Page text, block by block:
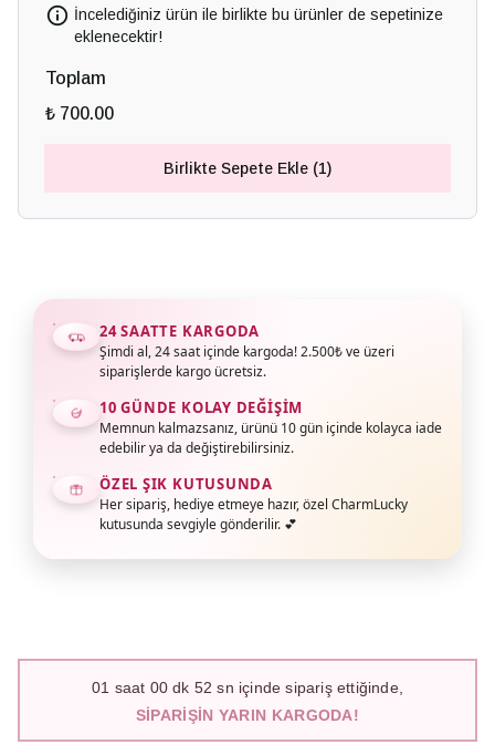
İncelediğiniz ürün ile birlikte bu ürünler de sepetinize
eklenecektir!
Toplam
₺ 700.00
Birlikte Sepete Ekle (1)
24 SAATTE KARGODA
Şimdi al, 24 saat içinde kargoda! 2.500₺ ve üzeri
siparişlerde kargo ücretsiz.
10 GÜNDE KOLAY DEĞIŞIM
Memnun kalmazsanız, ürünü 10 gün içinde kolayca iade
edebilir ya da değiştirebilirsiniz.
ÖZEL ŞIK KUTUSUNDA
Her sipariş, hediye etmeye hazır, özel CharmLucky
kutusunda sevgiyle gönderilir. 💕
01 saat 00dk 51 sn içinde sipariş ettiğinde,
SIPARIŞIN YARIN KARGODA!